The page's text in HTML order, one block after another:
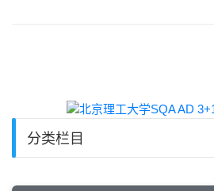
分类栏目